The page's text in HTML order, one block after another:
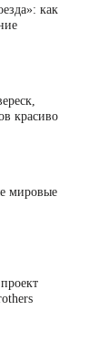
как
красиво
мировые